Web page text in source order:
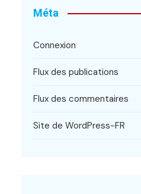
Méta
Connexion
Flux des publications
Flux des commentaires
Site de WordPress-FR